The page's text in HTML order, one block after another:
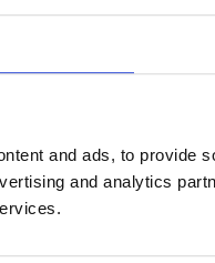
and ads, to provide
and analytics